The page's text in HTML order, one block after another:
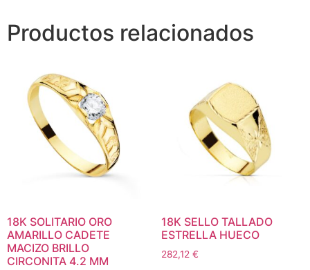
Productos relacionados
18K SOLITARIO ORO
AMARILLO CADETE
MACIZO BRILLO
CIRCONITA 4.2 MM
18K SELLO TALLADO
ESTRELLA HUECO
282,12 €